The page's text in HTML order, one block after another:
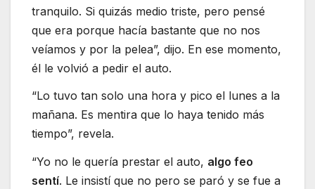
tranquilo. Si quizás medio triste, pero pensé
que era porque hacía bastante que no nos
veíamos y por la pelea”, dijo. En ese momento,
él le volvió a pedir el auto.
“Lo tuvo tan solo una hora y pico el lunes a la
mañana. Es mentira que lo haya tenido más
tiempo”, revela.
“Yo no le quería prestar el auto, algo feo
sentí. Le insistí que no pero se paró y se fue a